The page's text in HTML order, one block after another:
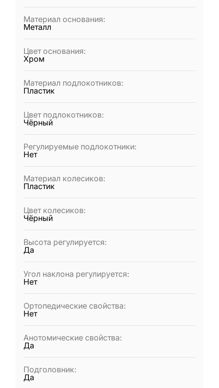
Материал основания:
Металл
Цвет основания:
Хром
Материал подлокотников:
Пластик
Цвет подлокотников:
Чёрный
Регулируемые подлокотники:
Нет
Материал колесиков:
Пластик
Цвет колесиков:
Чёрный
Высота регулируется:
Да
Угол наклона регулируется:
Нет
Ортопедические свойства:
Нет
Анотомические свойства:
Да
Подголовник:
Да